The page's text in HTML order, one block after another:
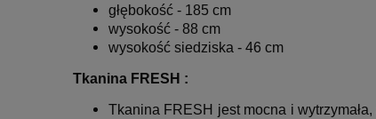
głębokość - 185 cm
wysokość - 88 cm
wysokość siedziska - 46 cm
Tkanina FRESH :
Tkanina FRESH jest mocna i